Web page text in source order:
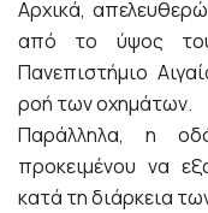
Αρχικά,
από το ύψος
Πανεπιστήμιο
ροή των οχημάτων.
Παράλληλα, η
προκειμένου να
κατά τη διάρκεια